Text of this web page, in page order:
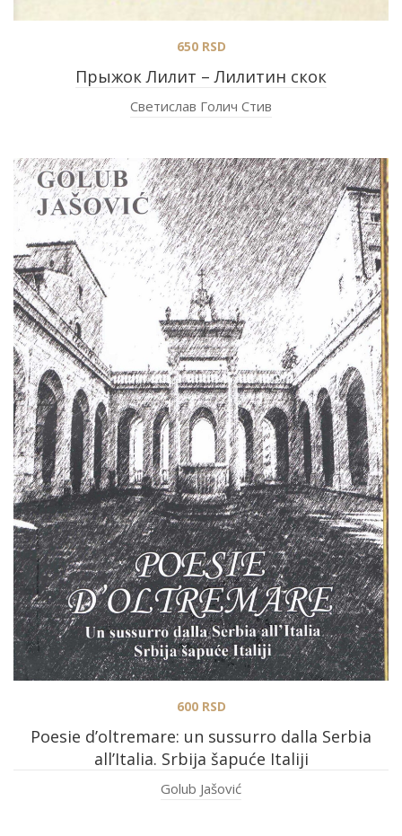
Прыжок Лилит – Лилитин скок
650RSD
Светислав Голич Стив
Poesie d’oltremare: un sussurro dalla Serbia
all’Italia. Srbija šapuće Italiji
600RSD
Golub Jašović